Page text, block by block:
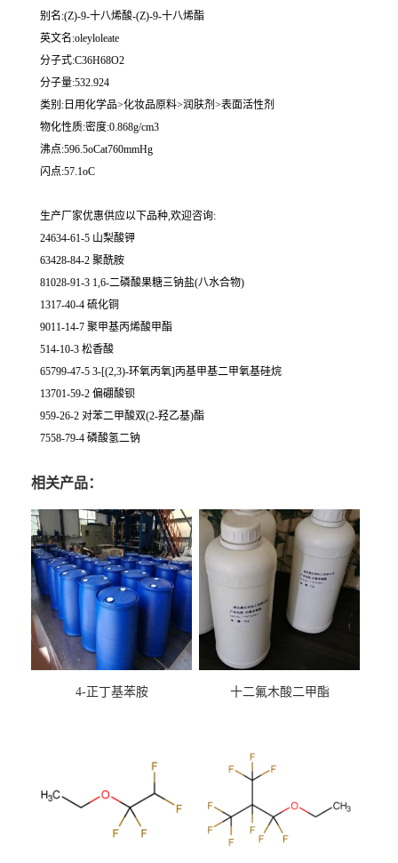
别名:(Z)-9-十八烯酸-(Z)-9-十八烯酯
英文名:oleyloleate
分子式:C36H68O2
分子量:532.924
类别:日用化学品>化妆品原料>润肤剂>表面活性剂
物化性质:密度:0.868g/cm3
沸点:596.5oCat760mmHg
闪点:57.1oC
生产厂家优惠供应以下品种,欢迎咨询:
24634-61-5 山梨酸钾
63428-84-2 聚酰胺
81028-91-3 1,6-二磷酸果糖三钠盐(八水合物)
1317-40-4 硫化铜
9011-14-7 聚甲基丙烯酸甲酯
514-10-3 松香酸
65799-47-5 3-[(2,3)-环氧丙氧]丙基甲基二甲氧基硅烷
13701-59-2 偏硼酸钡
959-26-2 对苯二甲酸双(2-羟乙基)酯
7558-79-4 磷酸氢二钠
相关产品：
4-正丁基苯胺 十二氟木酸二甲酯